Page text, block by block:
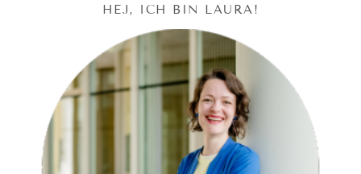
HEJ, ICH BIN LAURA!